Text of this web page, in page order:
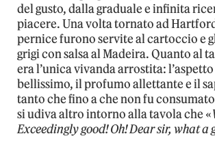
del gusto, dalla graduale e infinita
piacere. Una volta tornato ad
pernice furono servite al cartoccio e
grigi con salsa al Madeira. Quanto al
era l’unica vivanda arrostita:
bellissimo, il profumo allettante e il
tanto che fino a che non fu
si udiva altro intorno alla tavola che «
Exceedingly good! Oh! Dear sir, what a